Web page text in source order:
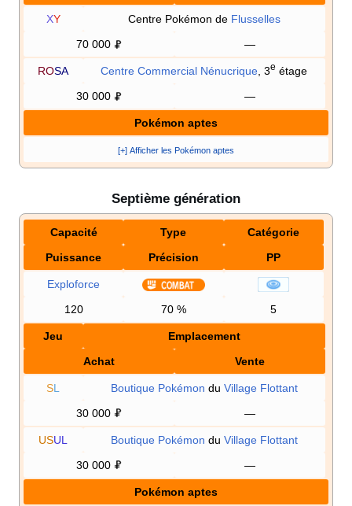
XY Centre Pokémon de Flusselles
70 000
—
ROSA Centre Commercial Nénucrique , 3e étage
30 000
—
Pokémon aptes
[+] Afficher les Pokémon aptes
Septième génération
Capacité Type
Catégorie
Puissance
Précision PP
Exploforce
120
70 % 5
Jeu
Emplacement
Achat
Vente
SL Boutique Pokémon du Village Flottant
30 000
—
USUL Boutique Pokémon du Village Flottant
30 000
—
Pokémon aptes